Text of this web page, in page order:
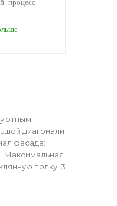
процесс
уютным
диагонали
фасада:
Максимальная
полку: 3